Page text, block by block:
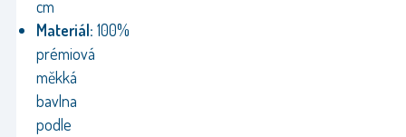
cm
Materiál: 100%
prémiová
měkká
bavlna
podle